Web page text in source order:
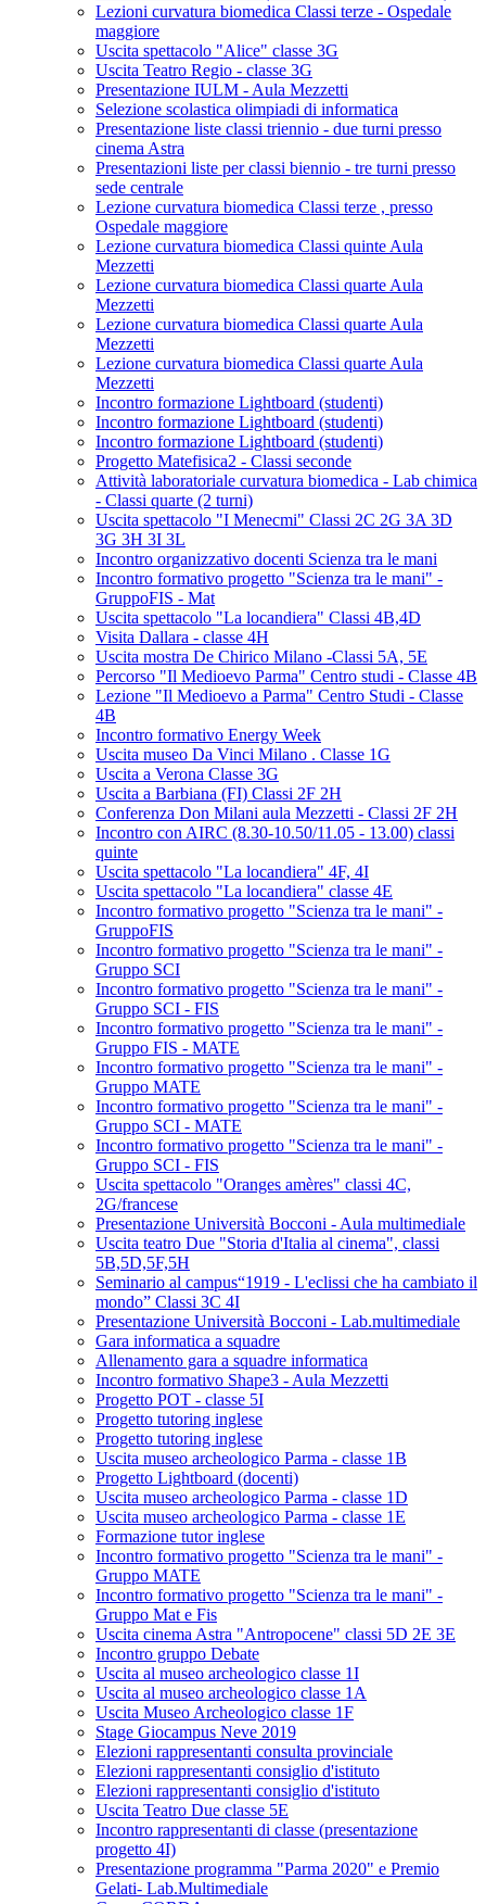
Lezioni curvatura biomedica Classi terze - Ospedale
maggiore
Uscita spettacolo "Alice" classe 3G
Uscita Teatro Regio - classe 3G
Presentazione IULM - Aula Mezzetti
Selezione scolastica olimpiadi di informatica
Presentazione liste classi triennio - due turni presso
cinema Astra
Presentazioni liste per classi biennio - tre turni presso
sede centrale
Lezione curvatura biomedica Classi terze , presso
Ospedale maggiore
Lezione curvatura biomedica Classi quinte Aula
Mezzetti
Lezione curvatura biomedica Classi quarte Aula
Mezzetti
Lezione curvatura biomedica Classi quarte Aula
Mezzetti
Lezione curvatura biomedica Classi quarte Aula
Mezzetti
Incontro formazione Lightboard (studenti)
Incontro formazione Lightboard (studenti)
Incontro formazione Lightboard (studenti)
Progetto Matefisica2 - Classi seconde
Attività laboratoriale curvatura biomedica - Lab chimica
- Classi quarte (2 turni)
Uscita spettacolo "I Menecmi" Classi 2C 2G 3A 3D
3G 3H 3I 3L
Incontro organizzativo docenti Scienza tra le mani
Incontro formativo progetto "Scienza tra le mani" -
GruppoFIS - Mat
Uscita spettacolo "La locandiera" Classi 4B,4D
Visita Dallara - classe 4H
Uscita mostra De Chirico Milano -Classi 5A, 5E
Percorso "Il Medioevo Parma" Centro studi - Classe 4B
Lezione "Il Medioevo a Parma" Centro Studi - Classe
4B
Incontro formativo Energy Week
Uscita museo Da Vinci Milano . Classe 1G
Uscita a Verona Classe 3G
Uscita a Barbiana (FI) Classi 2F 2H
Conferenza Don Milani aula Mezzetti - Classi 2F 2H
Incontro con AIRC (8.30-10.50/11.05 - 13.00) classi
quinte
Uscita spettacolo "La locandiera" 4F, 4I
Uscita spettacolo "La locandiera" classe 4E
Incontro formativo progetto "Scienza tra le mani" -
GruppoFIS
Incontro formativo progetto "Scienza tra le mani" -
Gruppo SCI
Incontro formativo progetto "Scienza tra le mani" -
Gruppo SCI - FIS
Incontro formativo progetto "Scienza tra le mani" -
Gruppo FIS - MATE
Incontro formativo progetto "Scienza tra le mani" -
Gruppo MATE
Incontro formativo progetto "Scienza tra le mani" -
Gruppo SCI - MATE
Incontro formativo progetto "Scienza tra le mani" -
Gruppo SCI - FIS
Uscita spettacolo "Oranges amères" classi 4C,
2G/francese
Presentazione Università Bocconi - Aula multimediale
Uscita teatro Due "Storia d'Italia al cinema", classi
5B,5D,5F,5H
Seminario al campus“1919 - L'eclissi che ha cambiato il
mondo” Classi 3C 4I
Presentazione Università Bocconi - Lab.multimediale
Gara informatica a squadre
Allenamento gara a squadre informatica
Incontro formativo Shape3 - Aula Mezzetti
Progetto POT - classe 5I
Progetto tutoring inglese
Progetto tutoring inglese
Uscita museo archeologico Parma - classe 1B
Progetto Lightboard (docenti)
Uscita museo archeologico Parma - classe 1D
Uscita museo archeologico Parma - classe 1E
Formazione tutor inglese
Incontro formativo progetto "Scienza tra le mani" -
Gruppo MATE
Incontro formativo progetto "Scienza tra le mani" -
Gruppo Mat e Fis
Uscita cinema Astra "Antropocene" classi 5D 2E 3E
Incontro gruppo Debate
Uscita al museo archeologico classe 1I
Uscita al museo archeologico classe 1A
Uscita Museo Archeologico classe 1F
Stage Giocampus Neve 2019
Elezioni rappresentanti consulta provinciale
Elezioni rappresentanti consiglio d'istituto
Elezioni rappresentanti consiglio d'istituto
Uscita Teatro Due classe 5E
Incontro rappresentanti di classe (presentazione
progetto 4I)
Presentazione programma "Parma 2020" e Premio
Gelati- Lab.Multimediale